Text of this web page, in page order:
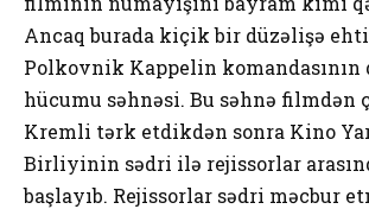
Ancaq burada kiçik bir düzəlişə
Polkovnik Kappelin komandasının
hücumu səhnəsi. Bu səhnə filmdən
Kremli tərk etdikdən sonra Kino
Birliyinin sədri ilə rejissorlar
başlayıb. Rejissorlar sədri məcbur